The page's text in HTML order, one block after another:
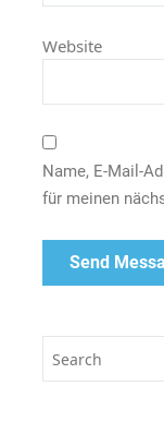
Website
Name, E-Mail-
für meinen